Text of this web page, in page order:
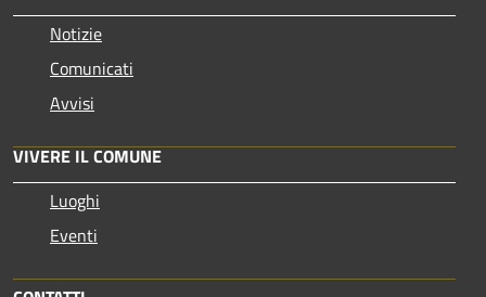
Notizie
Comunicati
Avvisi
VIVERE IL COMUNE
Luoghi
Eventi